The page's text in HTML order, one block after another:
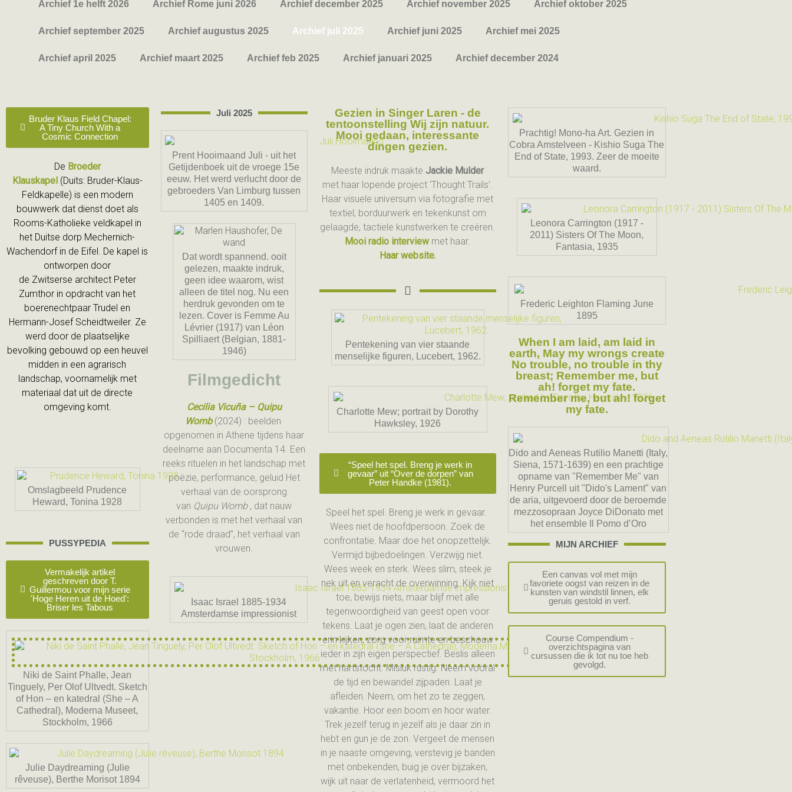
Archief 1e helft 2026 Archief Rome juni 2026 Archief december 2025 Archief november 2025 Archief oktober 2025
Archief september 2025 Archief augustus 2025 Archief juli 2025 Archief juni 2025 Archief mei 2025
Archief april 2025 Archief maart 2025 Archief feb 2025 Archief januari 2025 Archief december 2024
Bruder Klaus Field Chapel:
A Tiny Church With a
Cosmic Connection
De Broeder
Klauskapel(Duits: Bruder-Klaus-
Feldkapelle) is een modern
bouwwerk dat dienst doet als
Rooms-Katholieke veldkapel in
het Duitse dorp Mechernich-
Wachendorf in de Eifel. De kapel is
ontworpen door
de Zwitserse architect Peter
Zumthor in opdracht van het
boerenechtpaar Trudel en
Hermann-Josef Scheidtweiler. Ze
werd door de plaatselijke
bevolking gebouwd op een heuvel
midden in een agrarisch
landschap, voornamelijk met
materiaal dat uit de directe
omgeving komt.
Omslagbeeld Prudence
Heward, Tonina 1928
PUSSYPEDIA
Vermakelijk artikel
geschreven door T.
Guillermou voor mijn serie
'Hoge Heren uit de Hoed':
Briser les Tabous
Niki de Saint Phalle, Jean
Tinguely, Per Olof Ultvedt. Sketch
of Hon – en katedral (She – A
Cathedral), Moderna Museet,
Stockholm, 1966
Julie Daydreaming (Julie
rêveuse), Berthe Morisot 1894
Juli 2025
Prent Hooimaand Juli - uit het
Getijdenboek uit de vroege 15e
eeuw. Het werd verlucht door de
gebroeders Van Limburg tussen
1405 en 1409.
Dat wordt spannend. ooit
gelezen, maakte indruk,
geen idee waarom, wist
alleen de titel nog. Nu een
herdruk gevonden om te
lezen. Cover is Femme Au
Lévrier (1917) van Léon
Spilliaert (Belgian, 1881-
1946)
Filmgedicht
Cecilia Vicuña – Quipu
Womb(2024) : beelden
opgenomen in Athene tijdens haar
deelname aan Documenta 14. Een
reeks rituelen in het landschap met
poëzie, performance, geluid Het
verhaal van de oorsprong
van Quipu Womb, dat nauw
verbonden is met het verhaal van
de “rode draad”, het verhaal van
vrouwen.
Isaac Israel 1885-1934
Amsterdamse impressionist
Gezien in Singer Laren - de
tentoonstelling Wij zijn natuur.
Mooi gedaan, interessante
dingen gezien.
Meeste indruk maakteJackie Mulder
met haar lopende project ‘Thought Trails’.
Haar visuele universum via fotografie met
textiel, borduurwerk en tekenkunst om
gelaagde, tactiele kunstwerken te creëren.
Mooi radio interviewmet haar.
Haar website.
Pentekening van vier staande
menselijke figuren, Lucebert, 1962.
Charlotte Mew; portrait by Dorothy
Hawksley, 1926
“Speel het spel. Breng je werk in
gevaar” uit “Over de dorpen” van
Peter Handke (1981).
Speel het spel. Breng je werk in gevaar.
Wees niet de hoofdpersoon. Zoek de
confrontatie. Maar doe het onopzettelijk.
Vermijd bijbedoelingen. Verzwijg niet.
Wees week en sterk. Wees slim, steek je
nek uit en veracht de overwinning. Kijk niet
toe, bewijs niets, maar blijf met alle
tegenwoordigheid van geest open voor
tekens. Laat je ogen zien, laat de anderen
erin kijken, zorg voor ruimte en beschouw
ieder in zijn eigen perspectief. Beslis alleen
met hartstocht. Misluk rustig. Neem vooral
de tijd en bewandel zijpaden. Laat je
afleiden. Neem, om het zo te zeggen,
vakantie. Hoor een boom en hoor water.
Trek jezelf terug in jezelf als je daar zin in
hebt en gun je de zon. Vergeet de mensen
in je naaste omgeving, verstevig je banden
met onbekenden, buig je over bijzaken,
wijk uit naar de verlatenheid, vermoord het
Prachtig! Mono-ha Art. Gezien in
Cobra Amstelveen - Kishio Suga The
End of State, 1993. Zeer de moeite
waard.
Leonora Carrington (1917 -
2011) Sisters Of The Moon,
Fantasia, 1935
Frederic Leighton Flaming June
1895
When I am laid, am laid in
earth, May my wrongs create
No trouble, no trouble in thy
breast; Remember me, but
ah! forget my fate.
Remember me, but ah! forget
my fate.
Dido and Aeneas Rutilio Manetti (Italy,
Siena, 1571-1639) en een prachtige
opname van "Remember Me" van
Henry Purcell uit "Dido's Lament" van
de aria, uitgevoerd door de beroemde
mezzosopraan Joyce DiDonato met
het ensemble Il Pomo d’Oro
MIJN ARCHIEF
Een canvas vol met mijn
favoriete oogst van reizen in de
kunsten van windstil linnen, elk
geruis gestold in verf.
Course Compendium -
overzichtspagina van
cursussen die ik tot nu toe heb
gevolgd.